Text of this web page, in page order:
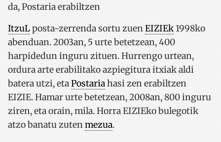
ItzuLposta-zerrenda sortu zuenEIZIEk1998ko
abenduan. 2003an, 5 urte betetzean, 400
harpidedun inguru zituen. Hurrengo urtean,
ordura arte erabilitako azpiegitura itxiak aldi
batera utzi, etaPostariahasi zen erabiltzen
EIZIE. Hamar urte betetzean, 2008an, 800 inguru
ziren, eta orain, mila. Horra EIZIEko bulegotik
atzo banatu zutenmezua.